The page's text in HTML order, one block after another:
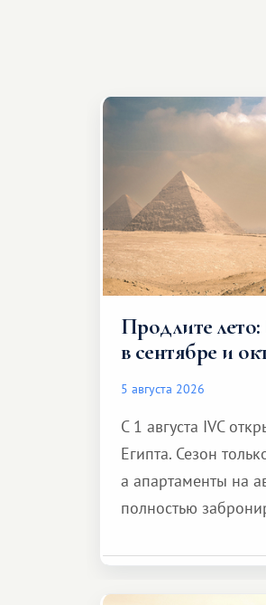
Продлите лето:
в сентябре и
5 августа 2026
С 1 августа IVC
Египта. Сезон
а апартаменты на
полностью